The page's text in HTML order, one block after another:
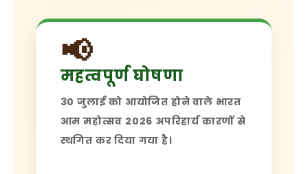
📢
महत्वपूर्ण घोषणा
30 जुलाई को आयोजित होने वाले भारत
आम महोत्सव 2026 अपरिहार्य कारणों से
स्थगित कर दिया गया है।